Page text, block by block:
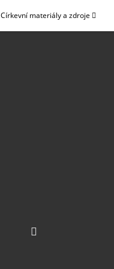
Církevní materiály a zdroje